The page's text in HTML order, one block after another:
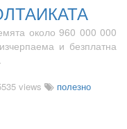
около 960 000 000
и безплатна
views полезно